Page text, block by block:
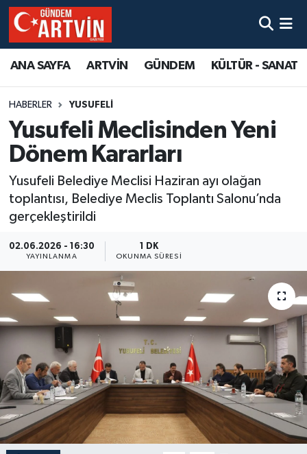
ANA SAYFA ARTVİN GÜNDEM KÜLTÜR - SANAT
HABERLER YUSUFELİ
Yusufeli Meclisinden Yeni
Dönem Kararları
Yusufeli Belediye Meclisi Haziran ayı olağan
toplantısı, Belediye Meclis Toplantı Salonu’nda
gerçekleştirildi
02.06.2026 - 16:30
YAYINLANMA
1 DK
OKUNMA SÜRESI